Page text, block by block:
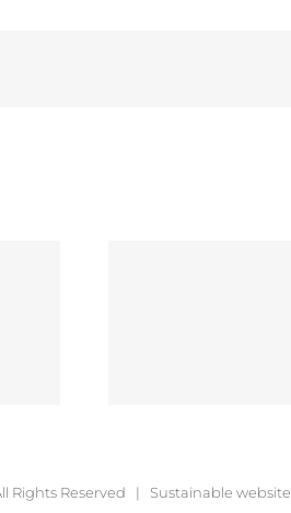
Rights Reserved | Sustainable